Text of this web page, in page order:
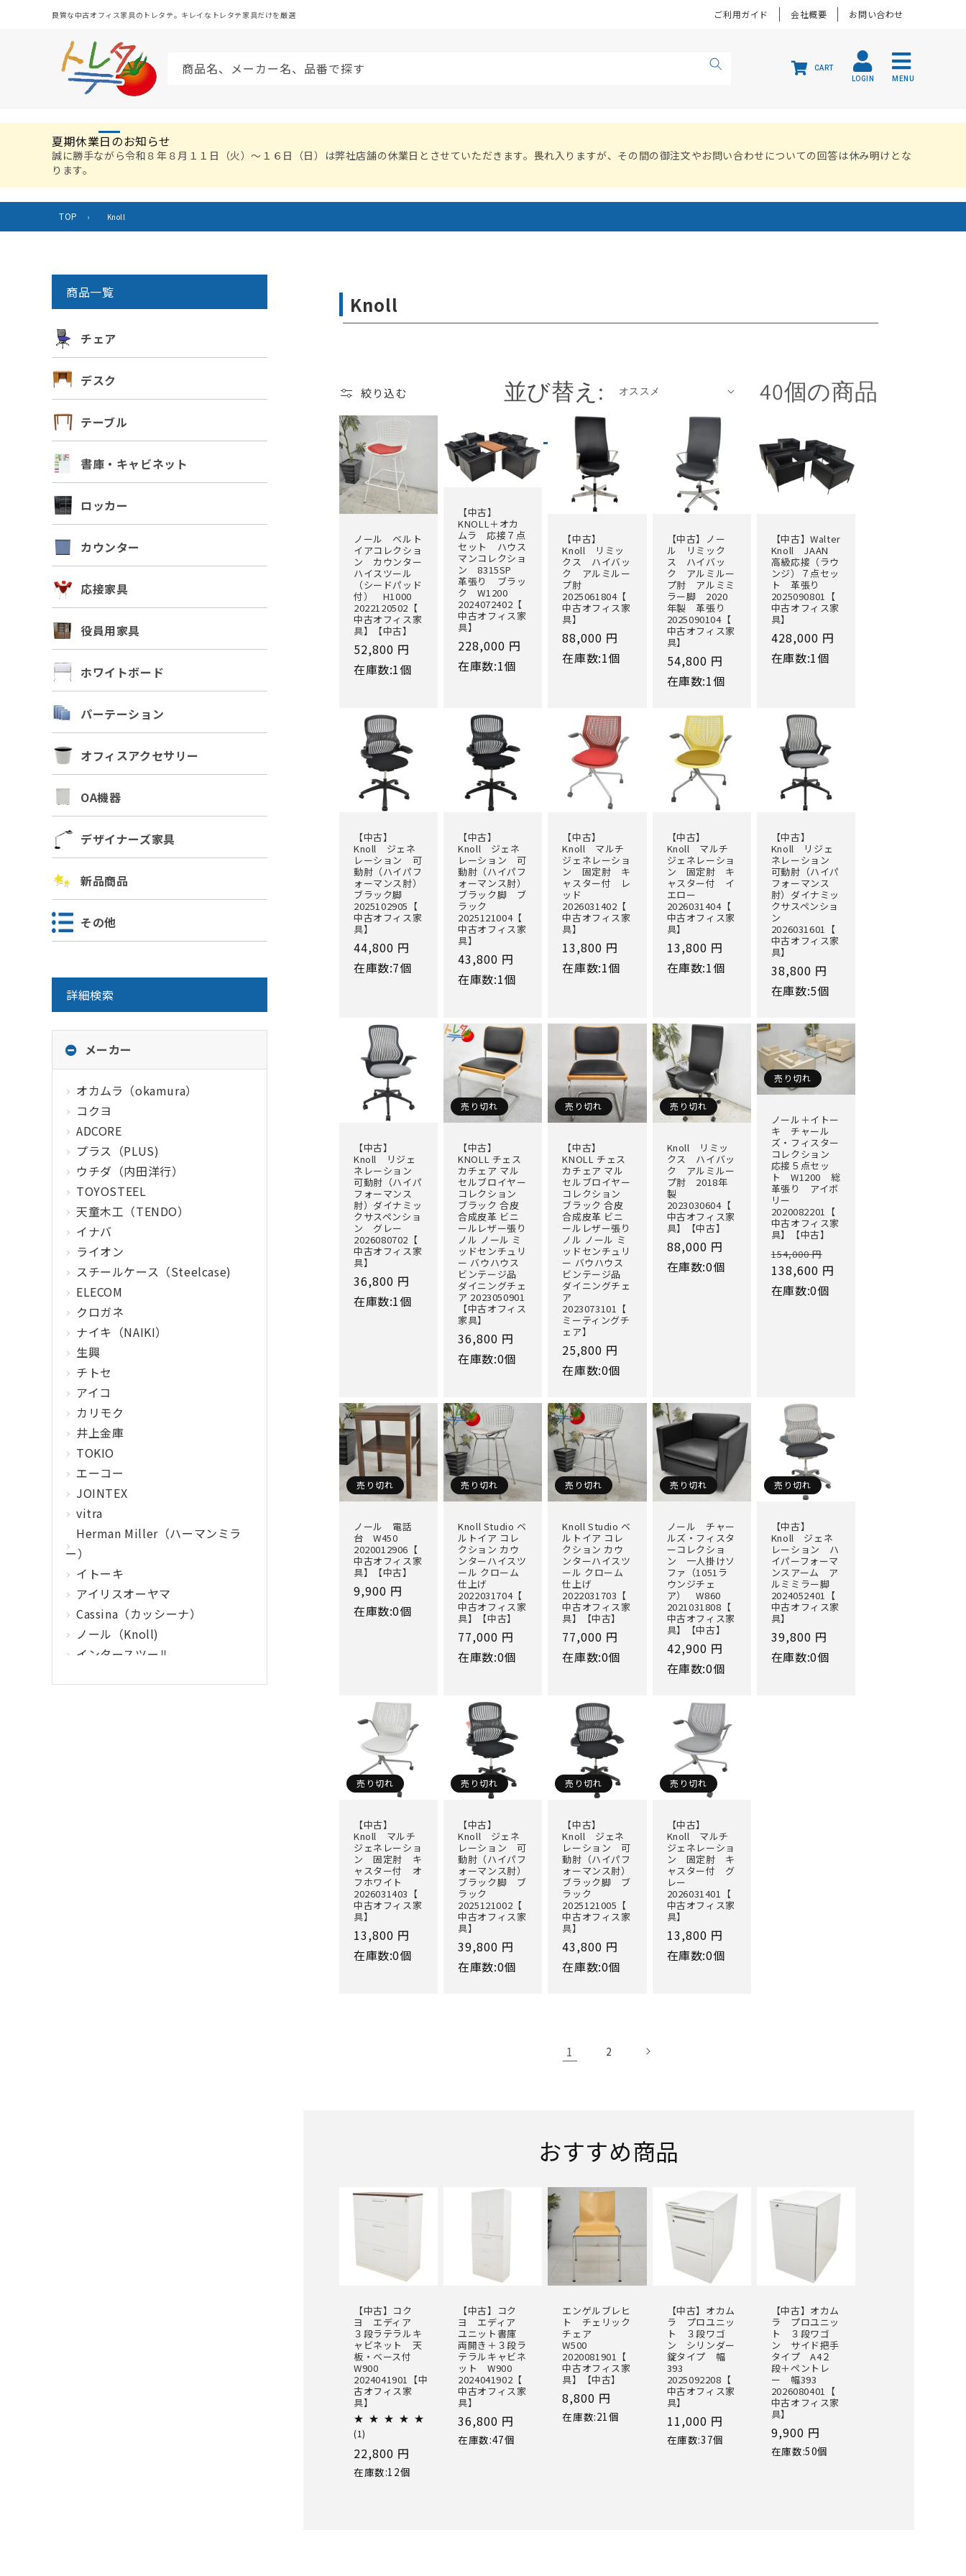
ンツに良質な中古オフィス家具のトレタテ。キレイなトレタテ家具だけを厳選 ご利用ガイド 会社概要 お問い合わせ
商品名、メーカー名、品番で探す
CART
LOGIN
MENU
夏期休業日のお知らせ
誠に勝手ながら令和８年８月１１日（火）〜１６日（日）は弊社店舗の休業日とさせていただきます。畏れ入りますが、その間の御注文やお問い合わせについての回答は休み明けとな
ります。
TOP › Knoll
コ
レ
ョ
ン
:
Knoll
絞り込む 並び替え: 40個の商品
ノール ベルト
イアコレクショ
ン カウンター
ハイスツール
（シードパッド
付） H1000
2022120502【
中古オフィス家
具】【中古】
通
常
52,800 円
在庫数:1個
【中古】
KNOLL＋オカ
ムラ 応接７点
セット ハウス
マンコレクショ
ン 8315SP
革張り ブラッ
ク W1200
2024072402【
中古オフィス家
具】
通
常
228,000 円
在庫数:1個
【中古】
Knoll リミッ
クス ハイバッ
ク アルミルー
プ肘
2025061804【
中古オフィス家
具】
通
常
88,000 円
在庫数:1個
【中古】ノー
ル リミック
ス ハイバッ
ク アルミルー
プ肘 アルミミ
ラー脚 2020
年製 革張り
2025090104【
中古オフィス家
具】
通
常
54,800 円
在庫数:1個
【中古】Walter
Knoll JAAN
高級応接（ラウ
ンジ）７点セッ
ト 革張り
2025090801【
中古オフィス家
具】
通
常
428,000 円
在庫数:1個
【中古】
Knoll ジェネ
レーション 可
動肘（ハイパフ
ォーマンス肘）
ブラック脚
2025102905【
中古オフィス家
具】
通
常
44,800 円
在庫数:7個
【中古】
Knoll ジェネ
レーション 可
動肘（ハイパフ
ォーマンス肘）
ブラック脚 ブ
ラック
2025121004【
中古オフィス家
具】
通
常
43,800 円
在庫数:1個
【中古】
Knoll マルチ
ジェネレーショ
ン 固定肘 キ
ャスター付 レ
ッド
2026031402【
中古オフィス家
具】
通
常
13,800 円
在庫数:1個
【中古】
Knoll マルチ
ジェネレーショ
ン 固定肘 キ
ャスター付 イ
エロー
2026031404【
中古オフィス家
具】
通
常
13,800 円
在庫数:1個
【中古】
Knoll リジェ
ネレーション
可動肘（ハイパ
フォーマンス
肘）ダイナミッ
クサスペンショ
ン
2026031601【
中古オフィス家
具】
通
常
格
38,800 円
在庫数:5個
【中古】
Knoll リジェ
ネレーション
可動肘（ハイパ
フォーマンス
肘）ダイナミッ
クサスペンショ
ン グレー
2026080702【
中古オフィス家
具】
通
常
36,800 円
在庫数:1個
売り切れ
【中古】
KNOLL チェス
カチェア マル
セルブロイヤー
コレクション
ブラック 合皮
合成皮革 ビニ
ールレザー張り
ノル ノール ミ
ッドセンチュリ
ー バウハウス
ビンテージ品
ダイニングチェ
ア 2023050901
【中古オフィス
家具】
通
常
36,800 円
在庫数:0個
売り切れ
【中古】
KNOLL チェス
カチェア マル
セルブロイヤー
コレクション
ブラック 合皮
合成皮革 ビニ
ールレザー張り
ノル ノール ミ
ッドセンチュリ
ー バウハウス
ビンテージ品
ダイニングチェ
ア
2023073101【
ミーティングチ
ェア】
通
常
格
25,800 円
在庫数:0個
売り切れ
Knoll リミッ
クス ハイバッ
ク アルミルー
プ肘 2018年
製
2023030604【
中古オフィス家
具】【中古】
通
常
88,000 円
在庫数:0個
売り切れ
ノール＋イトー
キ チャール
ズ・フィスター
コレクション
応接５点セッ
ト W1200 総
革張り アイボ
リー
2020082201【
中古オフィス家
具】【中古】
通
常
価
154,000 円
ー
138,600 円
在庫数:0個
売り切れ
ノール 電話
台 W450
2020012906【
中古オフィス家
具】【中古】
通
常
9,900 円
在庫数:0個
売り切れ
Knoll Studio ベ
ルトイア コレ
クション カウ
ンターハイスツ
ール クローム
仕上げ
2022031704【
中古オフィス家
具】【中古】
通
常
77,000 円
在庫数:0個
売り切れ
Knoll Studio ベ
ルトイア コレ
クション カウ
ンターハイスツ
ール クローム
仕上げ
2022031703【
中古オフィス家
具】【中古】
通
常
77,000 円
在庫数:0個
売り切れ
ノール チャー
ルズ・フィスタ
ーコレクショ
ン 一人掛けソ
ファ（1051ラ
ウンジチェ
ア） W860
2021031808【
中古オフィス家
具】【中古】
通
常
42,900 円
在庫数:0個
売り切れ
【中古】
Knoll ジェネ
レーション ハ
イパーフォーマ
ンスアーム ア
ルミミラー脚
2024052401【
中古オフィス家
具】
通
常
39,800 円
在庫数:0個
売り切れ
【中古】
Knoll マルチ
ジェネレーショ
ン 固定肘 キ
ャスター付 オ
フホワイト
2026031403【
中古オフィス家
具】
通
常
13,800 円
在庫数:0個
売り切れ
【中古】
Knoll ジェネ
レーション 可
動肘（ハイパフ
ォーマンス肘）
ブラック脚 ブ
ラック
2025121002【
中古オフィス家
具】
通
常
39,800 円
在庫数:0個
売り切れ
【中古】
Knoll ジェネ
レーション 可
動肘（ハイパフ
ォーマンス肘）
ブラック脚 ブ
ラック
2025121005【
中古オフィス家
具】
通
常
43,800 円
在庫数:0個
売り切れ
【中古】
Knoll マルチ
ジェネレーショ
ン 固定肘 キ
ャスター付 グ
レー
2026031401【
中古オフィス家
具】
通
常
13,800 円
在庫数:0個
1 2
おすすめ商品
【中古】コク
ヨ エディア
３段ラテラルキ
ャビネット 天
板・ベース付
W900
2024041901【中
古オフィス家
具】
(1)
ビ
ュ
ー
通
常
22,800 円
在庫数:12個
【中古】コク
ヨ エディア
ユニット書庫
両開き＋３段ラ
テラルキャビネ
ット W900
2024041902【
中古オフィス家
具】
通
常
36,800 円
在庫数:47個
エンゲルブレヒ
ト チェリック
チェア
W500
2020081901【
中古オフィス家
具】【中古】
通
常
8,800 円
在庫数:21個
【中古】オカム
ラ プロユニッ
ト ３段ワゴ
ン シリンダー
錠タイプ 幅
393
2025092208【
中古オフィス家
具】
通
常
11,000 円
在庫数:37個
【中古】オカム
ラ プロユニッ
ト ３段ワゴ
ン サイド把手
タイプ A4２
段＋ペントレ
ー 幅393
2026080401【
中古オフィス家
具】
通
常
9,900 円
在庫数:50個
商品一覧
チェア
デスク
テーブル
書庫・キャビネット
ロッカー
カウンター
応接家具
役員用家具
ホワイトボード
パーテーション
オフィスアクセサリー
OA機器
デザイナーズ家具
新品商品
その他
詳細検索
メーカー
オカムラ（okamura）
コクヨ
ADCORE
プラス（PLUS)
ウチダ（内田洋行）
TOYOSTEEL
天童木工（TENDO）
イナバ
ライオン
スチールケース（Steelcase)
ELECOM
クロガネ
ナイキ（NAIKI）
生興
チトセ
アイコ
カリモク
井上金庫
TOKIO
エーコー
JOINTEX
vitra
Herman Miller（ハーマンミラ
ー）
イトーキ
アイリスオーヤマ
Cassina（カッシーナ）
ノール（Knoll)
インタースツール